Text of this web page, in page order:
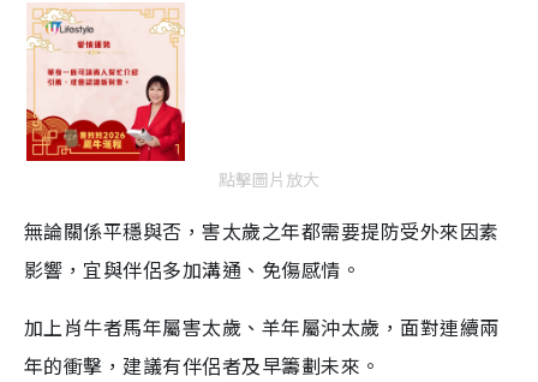
點擊圖片放大
無論關係平穩與否，害太歲之年都需要提防受外來因素
影響，宜與伴侶多加溝通、免傷感情。
加上肖牛者馬年屬害太歲、羊年屬沖太歲，面對連續兩
年的衝擊，建議有伴侶者及早籌劃未來。